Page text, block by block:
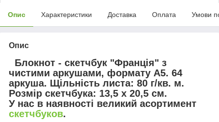
Опис Характеристики Доставка Оплата Умови
Опис
Блокнот - скетчбук "Франція" з
чистими аркушами, формату А5. 64
аркуша. Щільність листа: 80 г/кв. м.
Розмір скетчбука: 13,5 х 20,5 см.
У нас в наявності великий асортимент
скетчбуков.